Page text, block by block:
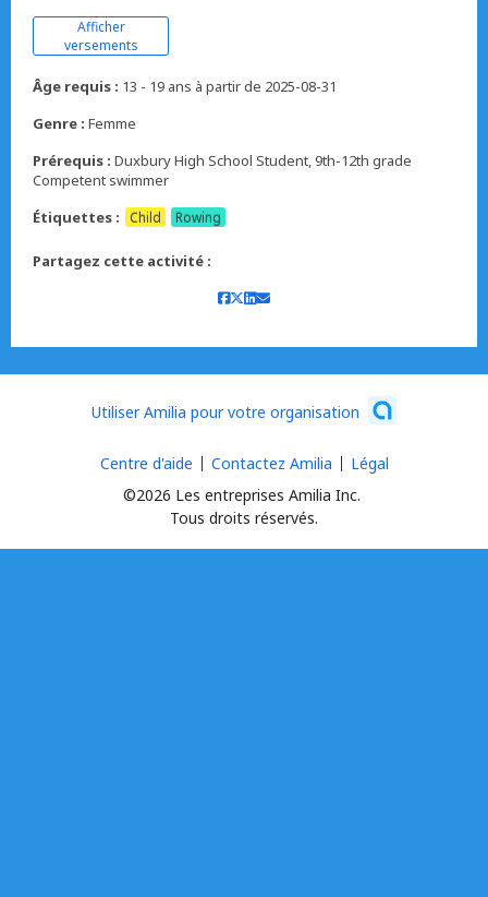
Afficher
versements
Âge requis : 13 - 19 ans à partir de 2025-08-31
Genre : Femme
Prérequis : Duxbury High School Student, 9th-12th grade
Competent swimmer
Étiquettes :
Child Rowing
Partagez cette activité :
Utiliser Amilia pour votre organisation
©2026 Les entreprises Amilia Inc.
Tous droits réservés.
Centre d'aide Contactez Amilia Légal